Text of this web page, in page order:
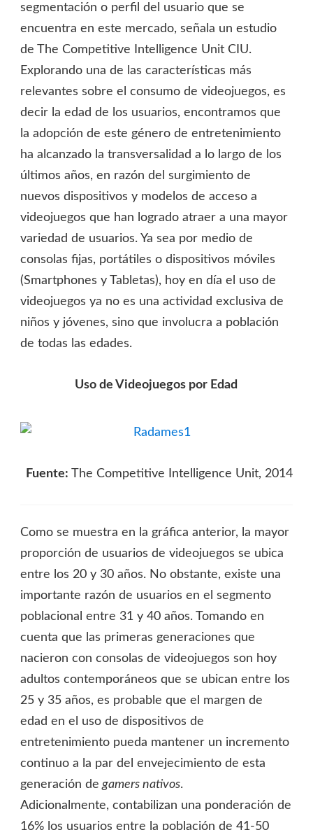
segmentación o perfil del usuario que se
encuentra en este mercado, señala un estudio
de The Competitive Intelligence Unit CIU.
Explorando una de las características más
relevantes sobre el consumo de videojuegos, es
decir la edad de los usuarios, encontramos que
la adopción de este género de entretenimiento
ha alcanzado la transversalidad a lo largo de los
últimos años, en razón del surgimiento de
nuevos dispositivos y modelos de acceso a
videojuegos que han logrado atraer a una mayor
variedad de usuarios. Ya sea por medio de
consolas fijas, portátiles o dispositivos móviles
(Smartphones y Tabletas), hoy en día el uso de
videojuegos ya no es una actividad exclusiva de
niños y jóvenes, sino que involucra a población
de todas las edades.
Uso de Videojuegos por Edad
Fuente: The Competitive Intelligence Unit, 2014
Como se muestra en la gráfica anterior, la mayor
proporción de usuarios de videojuegos se ubica
entre los 20 y 30 años. No obstante, existe una
importante razón de usuarios en el segmento
poblacional entre 31 y 40 años. Tomando en
cuenta que las primeras generaciones que
nacieron con consolas de videojuegos son hoy
adultos contemporáneos que se ubican entre los
25 y 35 años, es probable que el margen de
edad en el uso de dispositivos de
entretenimiento pueda mantener un incremento
continuo a la par del envejecimiento de esta
generación de gamers nativos.
Adicionalmente, contabilizan una ponderación de
16% los usuarios entre la población de 41-50